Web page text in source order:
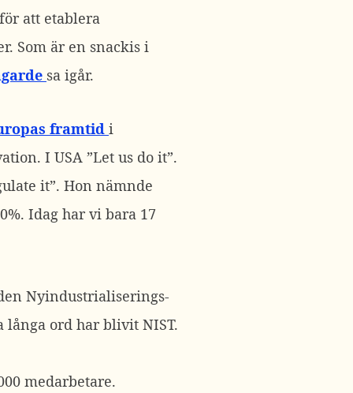
att etablera
Som är en snackis i
sa igår.
framtid i
I USA ”Let us do it”.
it”. Hon nämnde
Idag har vi bara 17
Nyindustrialiserings-
långa ord har blivit NIST.
medarbetare.